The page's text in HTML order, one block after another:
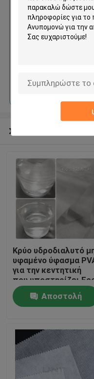
Προϊόντα
Σχετικά με εμάς
Να
Συνιστώμενα προϊόντα
Κρύο υδροδιαλυτό
υφαμένο ύφασμα
για την κεντητική
που υποστηρίζει
φιλικό
Αποστολή